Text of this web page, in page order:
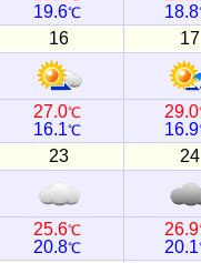
19.6℃ 18.8
16 17
27.0℃
16.1℃
29.0
16.9
23 24
25.6℃
20.8℃
26.9
20.1